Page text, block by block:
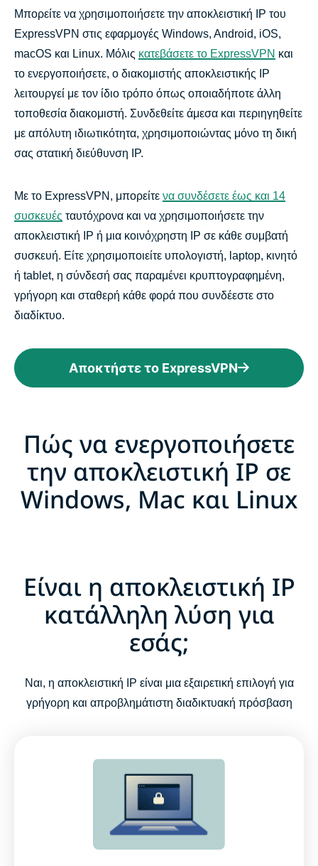
Μπορείτε να χρησιμοποιήσετε την αποκλειστική IP του
ExpressVPN στις εφαρμογές Windows, Android, iOS,
macOS και Linux. Μόλις κατεβάσετε το ExpressVPN και
το ενεργοποιήσετε, ο διακομιστής αποκλειστικής IP
λειτουργεί με τον ίδιο τρόπο όπως οποιαδήποτε άλλη
τοποθεσία διακομιστή. Συνδεθείτε άμεσα και περιηγηθείτε
με απόλυτη ιδιωτικότητα, χρησιμοποιώντας μόνο τη δική
σας στατική διεύθυνση IP.
Με το ExpressVPN, μπορείτε να συνδέσετε έως και 14
συσκευές ταυτόχρονα και να χρησιμοποιήσετε την
αποκλειστική IP ή μια κοινόχρηστη IP σε κάθε συμβατή
συσκευή. Είτε χρησιμοποιείτε υπολογιστή, laptop, κινητό
ή tablet, η σύνδεσή σας παραμένει κρυπτογραφημένη,
γρήγορη και σταθερή κάθε φορά που συνδέεστε στο
διαδίκτυο.
Αποκτήστε το ExpressVPN
Πώς να ενεργοποιήσετε
την αποκλειστική IP σε
Windows, Mac και Linux
Είναι η αποκλειστική IP
κατάλληλη λύση για
εσάς;
Ναι, η αποκλειστική IP είναι μια εξαιρετική επιλογή για
γρήγορη και απροβλημάτιστη διαδικτυακή πρόσβαση